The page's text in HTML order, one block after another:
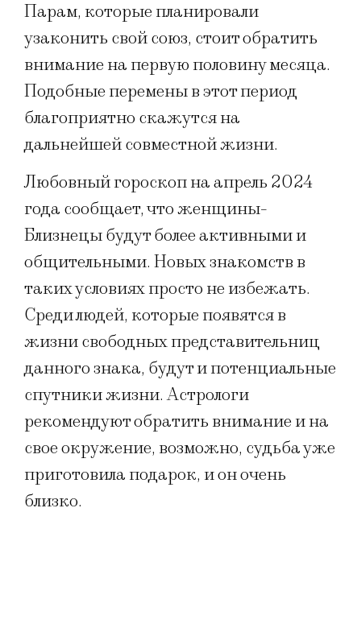
Парам, которые планировали
узаконить свой союз, стоит обратить
внимание на первую половину месяца.
Подобные перемены в этот период
благоприятно скажутся на
дальнейшей совместной жизни.
Любовный гороскоп на апрель 2024
года сообщает, что женщины-
Близнецы будут более активными и
общительными. Новых знакомств в
таких условиях просто не избежать.
Среди людей, которые появятся в
жизни свободных представительниц
данного знака, будут и потенциальные
спутники жизни. Астрологи
рекомендуют обратить внимание и на
свое окружение, возможно, судьба уже
приготовила подарок, и он очень
близко.